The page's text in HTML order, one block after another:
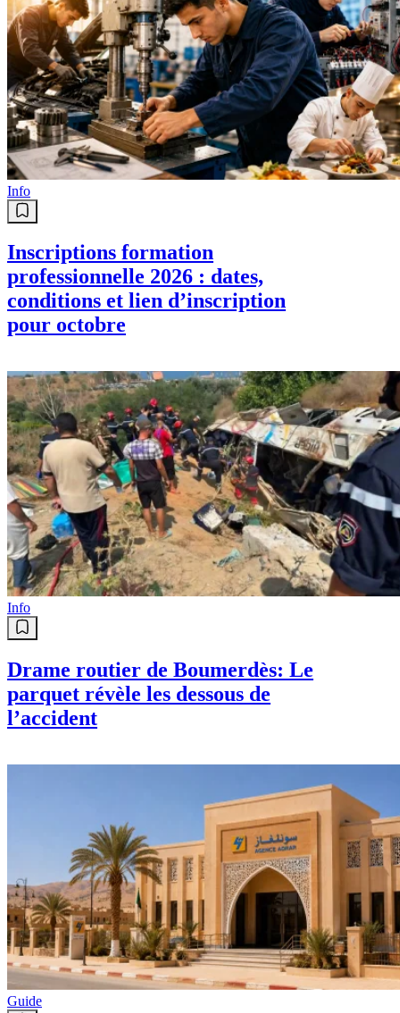
Info
Inscriptions formation
professionnelle 2026 : dates,
conditions et lien d’inscription
pour octobre
Info
Drame routier de Boumerdès: Le
parquet révèle les dessous de
l’accident
Guide